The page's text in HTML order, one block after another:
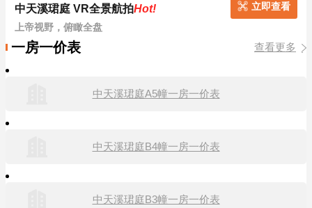
中天溪珺庭 VR全景航拍Hot!
上帝视野，俯瞰全盘
立即查看
一房一价表 查看更多
中天溪珺庭A5幢一房一价表
中天溪珺庭B4幢一房一价表
中天溪珺庭B3幢一房一价表